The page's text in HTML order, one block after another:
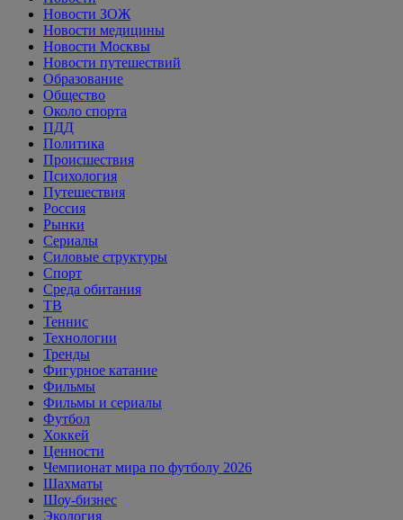
Новости ЗОЖ
Новости медицины
Новости Москвы
Новости путешествий
Образование
Общество
Около спорта
ПДД
Политика
Происшествия
Психология
Путешествия
Россия
Рынки
Сериалы
Силовые структуры
Спорт
Среда обитания
ТВ
Теннис
Технологии
Тренды
Фигурное катание
Фильмы
Фильмы и сериалы
Футбол
Хоккей
Ценности
Чемпионат мира по футболу 2026
Шахматы
Шоу-бизнес
Экология